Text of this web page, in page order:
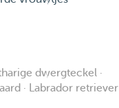
dwergteckel ·
· Labrador retriever